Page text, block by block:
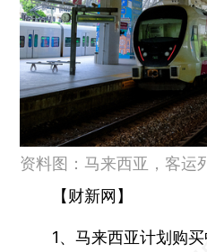
资料图：马来西亚，客运
【财新网】
1、马来西亚计划购